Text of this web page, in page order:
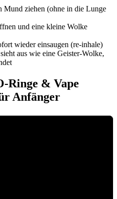
Mund ziehen (ohne in die Lunge
und eine kleine Wolke
wieder einsaugen (re-inhale)
aus wie eine Geister-Wolke,
Ringe & Vape
Anfänger